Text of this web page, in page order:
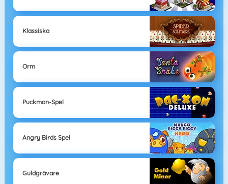
Klassiska
Orm
Puckman-Spel
Angry Birds Spel
Guldgrävare